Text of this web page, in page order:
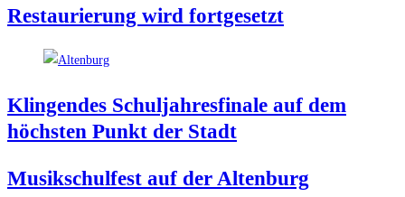
Restau­rie­rung wird fortgesetzt
Klin­gen­des Schul­jah­res­fi­na­le auf dem
höchs­ten Punkt der Stadt
Musik­schul­fest auf der Altenburg